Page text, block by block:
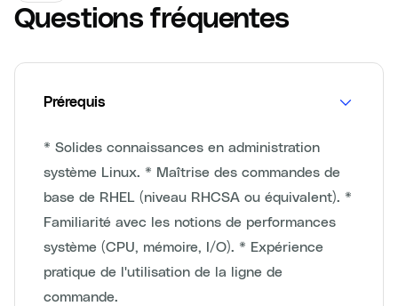
Questions fréquentes
Prérequis
* Solides connaissances en administration
système Linux. * Maîtrise des commandes de
base de RHEL (niveau RHCSA ou équivalent). *
Familiarité avec les notions de performances
système (CPU, mémoire, I/O). * Expérience
pratique de l'utilisation de la ligne de
commande.